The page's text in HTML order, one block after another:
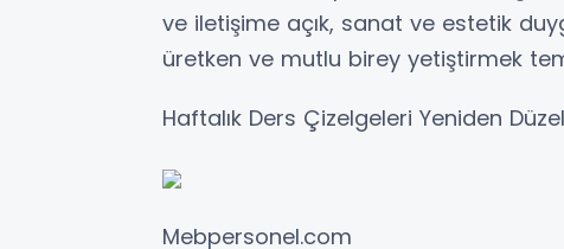
ve iletişime açık, sanat ve estetik
üretken ve mutlu birey yetiştirmek
Haftalık Ders Çizelgeleri Yeniden
Mebpersonel.com